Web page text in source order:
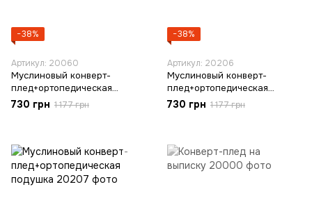
−38%
Артикул: 20060
Муслиновый конверт-
плед+ортопедическая
подушка
730 грн 1 177 грн
−38%
Артикул: 20206
Муслиновый конверт-
плед+ортопедическая
подушка
730 грн 1 177 грн